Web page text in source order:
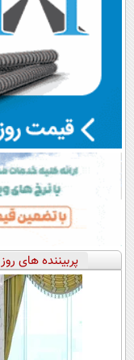
پربیننده های روز